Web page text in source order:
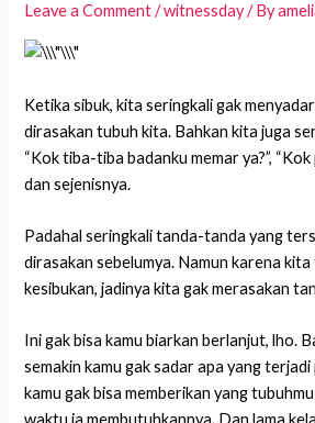
Leave a Comment /witnessday/ By
Ketika sibuk, kita seringkali gak
dirasakan tubuh kita. Bahkan kita juga
“Kok tiba-tiba badanku memar ya?”,
dan sejenisnya.
Padahal seringkali tanda-tanda yang
dirasakan sebelumya. Namun karena
kesibukan, jadinya kita gak merasakan
Ini gak bisa kamu biarkan berlanjut, lho.
semakin kamu gak sadar apa yang
kamu gak bisa memberikan yang